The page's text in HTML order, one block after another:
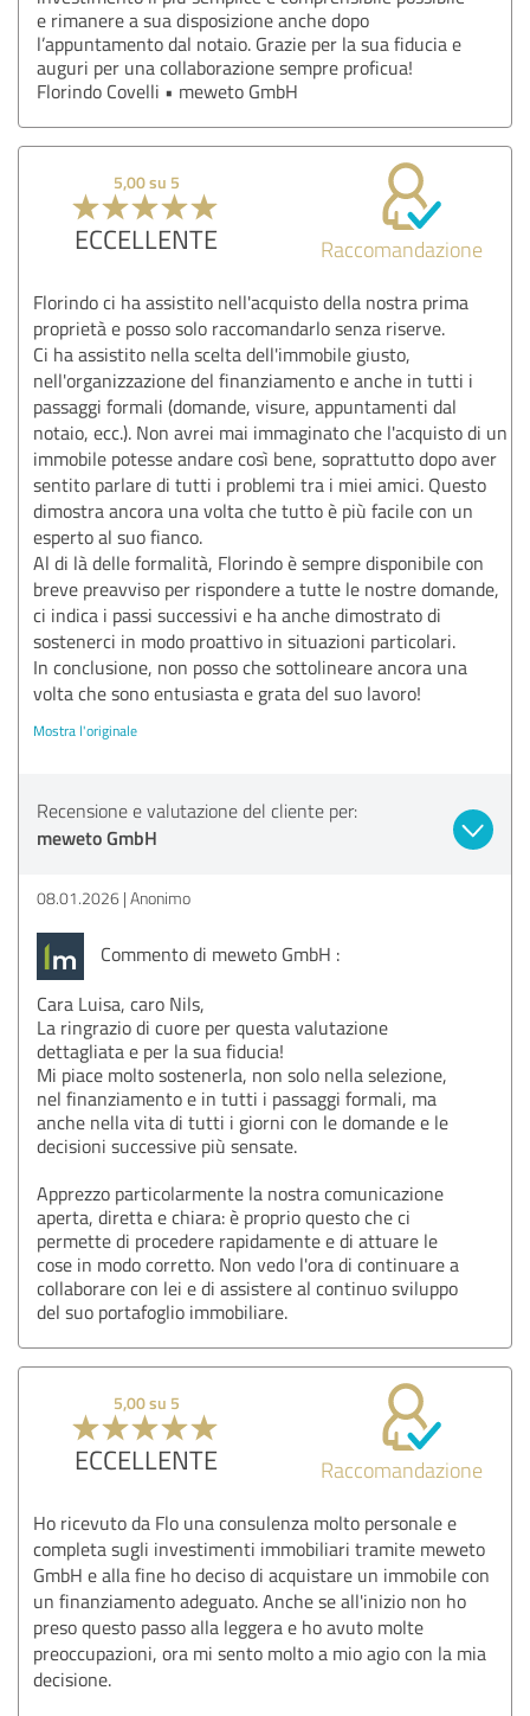
e rimanere a sua disposizione anche dopo
l’appuntamento dal notaio. Grazie per la sua fiducia e
auguri per una collaborazione sempre proficua!
Florindo Covelli • meweto GmbH
5,00 su 5
ECCELLENTE Raccomandazione
Florindo ci ha assistito nell'acquisto della nostra prima
proprietà e posso solo raccomandarlo senza riserve.
Ci ha assistito nella scelta dell'immobile giusto,
nell'organizzazione del finanziamento e anche in tutti i
passaggi formali (domande, visure, appuntamenti dal
notaio, ecc.). Non avrei mai immaginato che l'acquisto di un
immobile potesse andare così bene, soprattutto dopo aver
sentito parlare di tutti i problemi tra i miei amici. Questo
dimostra ancora una volta che tutto è più facile con un
esperto al suo fianco.
Al di là delle formalità, Florindo è sempre disponibile con
breve preavviso per rispondere a tutte le nostre domande,
ci indica i passi successivi e ha anche dimostrato di
sostenerci in modo proattivo in situazioni particolari.
In conclusione, non posso che sottolineare ancora una
volta che sono entusiasta e grata del suo lavoro!
Mostra l'originale
Recensione e valutazione del cliente per:
meweto GmbH
08.01.2026 Anonimo
Commento di meweto GmbH :
Cara Luisa, caro Nils,
La ringrazio di cuore per questa valutazione
dettagliata e per la sua fiducia!
Mi piace molto sostenerla, non solo nella selezione,
nel finanziamento e in tutti i passaggi formali, ma
anche nella vita di tutti i giorni con le domande e le
decisioni successive più sensate.
Apprezzo particolarmente la nostra comunicazione
aperta, diretta e chiara: è proprio questo che ci
permette di procedere rapidamente e di attuare le
cose in modo corretto. Non vedo l'ora di continuare a
collaborare con lei e di assistere al continuo sviluppo
del suo portafoglio immobiliare.
5,00 su 5
ECCELLENTE Raccomandazione
Ho ricevuto da Flo una consulenza molto personale e
completa sugli investimenti immobiliari tramite meweto
GmbH e alla fine ho deciso di acquistare un immobile con
un finanziamento adeguato. Anche se all'inizio non ho
preso questo passo alla leggera e ho avuto molte
preoccupazioni, ora mi sento molto a mio agio con la mia
decisione.